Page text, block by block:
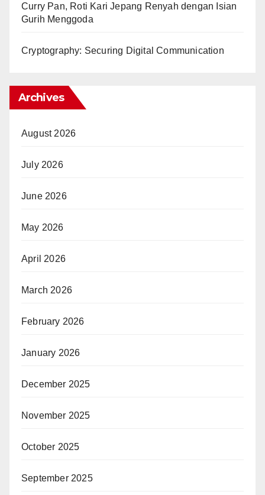
Curry Pan, Roti Kari Jepang Renyah dengan Isian
Gurih Menggoda
Cryptography: Securing Digital Communication
Archives
August 2026
July 2026
June 2026
May 2026
April 2026
March 2026
February 2026
January 2026
December 2025
November 2025
October 2025
September 2025